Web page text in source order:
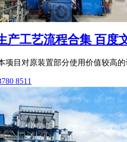
产工艺流程合集 百度
项目对原装置部分使用价值较高
8511